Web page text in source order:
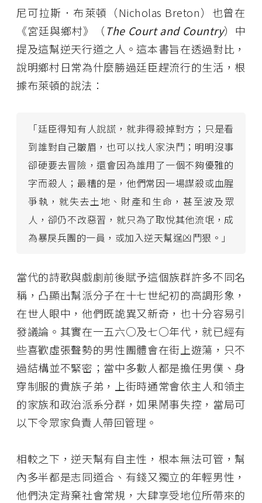
尼可拉斯．布萊頓（Nicholas Breton）也曾在
《宮廷與鄉村》（The Court and Country）中
提及這幫逆天行道之人。這本書旨在透過對比，
說明鄉村日常為什麼勝過廷臣趕流行的生活，根
據布萊頓的說法：
「廷臣得知有人說謊，就非得殺掉對方；只是看
到誰對自己皺眉，也可以找人家決鬥；明明沒事
卻硬要去冒險，還會因為誰用了一個不夠優雅的
字而殺人；最糟的是，他們常因一場謀殺或血腥
爭執，就失去土地、財產和生命，甚至波及眾
人，卻仍不改惡習，就只為了取悅其他流氓，成
為暴戾兵團的一員，或加入逆天幫逞凶鬥狠。」
當代的詩歌與戲劇前後賦予這個族群許多不同名
稱，凸顯出幫派分子在十七世紀初的高調形象，
在世人眼中，他們既詭異又新奇，也十分容易引
發議論。其實在一五六○及七○年代，就已經有
些喜歡虛張聲勢的男性團體會在街上遊蕩，只不
過結構並不緊密；當中多數人都是擔任男僕、身
穿制服的貴族子弟，上街時通常會依主人和領主
的家族和政治派系分群，如果鬧事失控，當局可
以下令眾家負責人帶回管理。
相較之下，逆天幫有自主性，根本無法可管，幫
內多半都是志同道合、有錢又獨立的年輕男性，
他們決定背棄社會常規，大肆享受地位所帶來的